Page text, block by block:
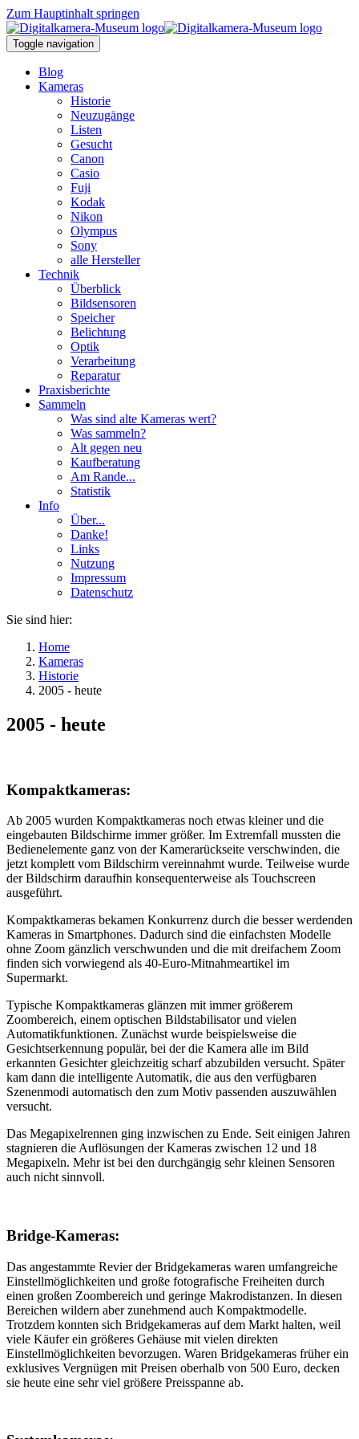
Zum Hauptinhalt springen
Toggle navigation
Blog
Kameras
Historie
Neuzugänge
Listen
Gesucht
Canon
Casio
Fuji
Kodak
Nikon
Olympus
Sony
alle Hersteller
Technik
Überblick
Bildsensoren
Speicher
Belichtung
Optik
Verarbeitung
Reparatur
Praxisberichte
Sammeln
Was sind alte Kameras wert?
Was sammeln?
Alt gegen neu
Kaufberatung
Am Rande...
Statistik
Info
Über...
Danke!
Links
Nutzung
Impressum
Datenschutz
Sie sind hier:
Home
Kameras
Historie
2005 - heute
2005 - heute
Kompaktkameras:
Ab 2005 wurden Kompaktkameras noch etwas kleiner und die
eingebauten Bildschirme immer größer. Im Extremfall mussten die
Bedienelemente ganz von der Kamerarückseite verschwinden, die
jetzt komplett vom Bildschirm vereinnahmt wurde. Teilweise wurde
der Bildschirm daraufhin konsequenterweise als Touchscreen
ausgeführt.
Kompaktkameras bekamen Konkurrenz durch die besser werdenden
Kameras in Smartphones. Dadurch sind die einfachsten Modelle
ohne Zoom gänzlich verschwunden und die mit dreifachem Zoom
finden sich vorwiegend als 40-Euro-Mitnahmeartikel im
Supermarkt.
Typische Kompaktkameras glänzen mit immer größerem
Zoombereich, einem optischen Bildstabilisator und vielen
Automatikfunktionen. Zunächst wurde beispielsweise die
Gesichtserkennung populär, bei der die Kamera alle im Bild
erkannten Gesichter gleichzeitig scharf abzubilden versucht. Später
kam dann die intelligente Automatik, die aus den verfügbaren
Szenenmodi automatisch den zum Motiv passenden auszuwählen
versucht.
Das Megapixelrennen ging inzwischen zu Ende. Seit einigen Jahren
stagnieren die Auflösungen der Kameras zwischen 12 und 18
Megapixeln. Mehr ist bei den durchgängig sehr kleinen Sensoren
auch nicht sinnvoll.
Bridge-Kameras:
Das angestammte Revier der Bridgekameras waren umfangreiche
Einstellmöglichkeiten und große fotografische Freiheiten durch
einen großen Zoombereich und geringe Makrodistanzen. In diesen
Bereichen wildern aber zunehmend auch Kompaktmodelle.
Trotzdem konnten sich Bridgekameras auf dem Markt halten, weil
viele Käufer ein größeres Gehäuse mit vielen direkten
Einstellmöglichkeiten bevorzugen. Waren Bridgekameras früher ein
exklusives Vergnügen mit Preisen oberhalb von 500 Euro, decken
sie heute eine sehr viel größere Preisspanne ab.